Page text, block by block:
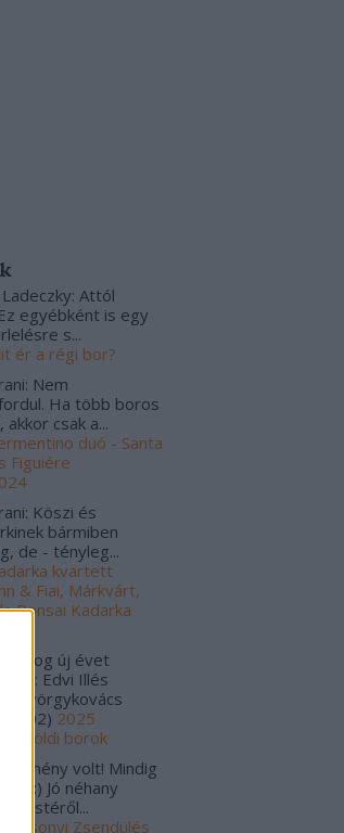
Attól
egyébként is egy
s...
ér a régi bor?
Nem
Ha több boros
csak a...
duó - Santa
Figuiére
Köszi és
bármiben
de - tényleg...
kvartett
& Fiai, Márkvárt,
Bonsai Kadarka
új évet
Edvi Illés
Györgykovács
12:02) 2025
külföldi borok
volt! Mindig
:) Jó néhany
estéről...
Zsendülés